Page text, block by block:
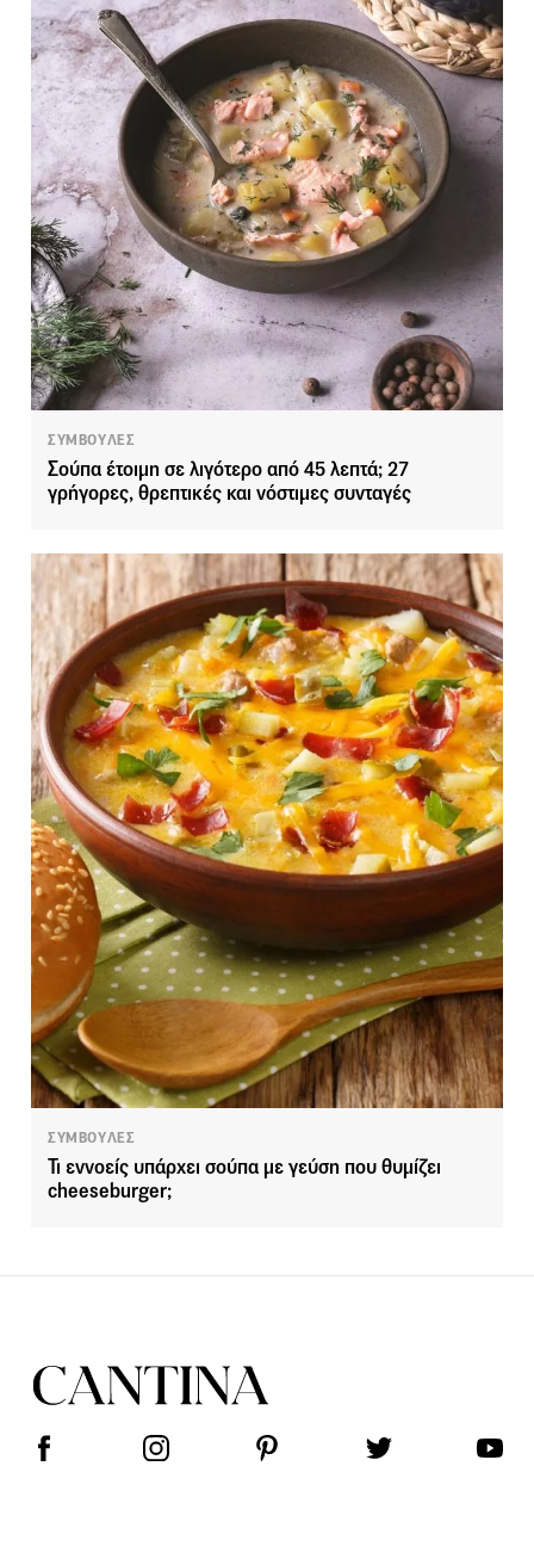
ΣΥΜΒΟΥΛΕΣ
Σούπα έτοιμη σε λιγότερο από 45 λεπτά; 27
γρήγορες, θρεπτικές και νόστιμες συνταγές
ΣΥΜΒΟΥΛΕΣ
Τι εννοείς υπάρχει σούπα με γεύση που θυμίζει
cheeseburger;